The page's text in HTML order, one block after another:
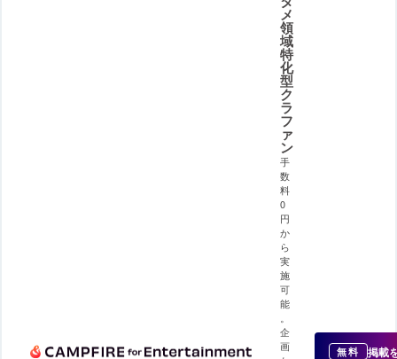
メ
領
域
特
化
型
ク
ラ
フ
ァ
ン
手
数
料
0
円
か
ら
実
施
可
能
企
画
無料 掲載